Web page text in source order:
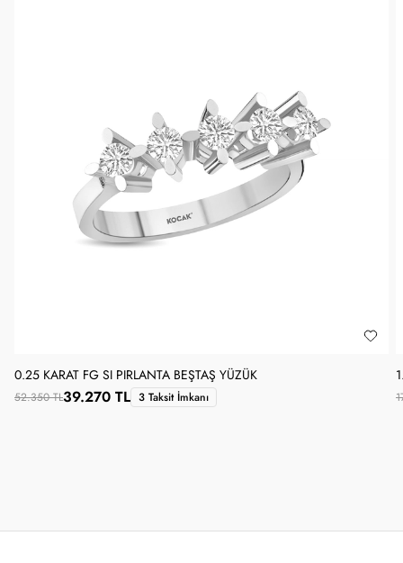
0.25 KARAT FG SI PIRLANTA BEŞTAŞ YÜZÜK
52.350 TL39.270 TL 3 Taksit İmkanı